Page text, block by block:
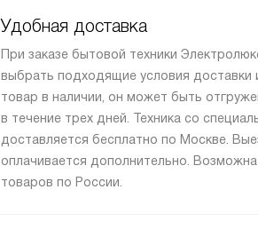
Удобная доставка
При заказе бытовой техники
выбрать подходящие условия доставки
товар в наличии, он может быть
в течение трех дней. Техника со
доставляется бесплатно по Москве.
оплачивается дополнительно.
товаров по России.